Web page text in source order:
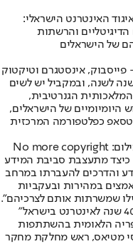
האינטרנט הישראלי:
והרשתות
של הישראלים
אינסטגרם וטיקטוק
לשנה, ובמקביל יש לשים
הגנרטיבית,
היומיומיים של הישראלים,
כפלטפורמה המרכזית
כיצד מתעצבת סביבת המידע
והדרכים להעברתו במרחב
במהירות ובעקביות
שמשרתות אותם לצרכיהם".
דיון מעמיק בתוצאות המחקר ייערך בכנס "40 שנה לאינטרנט בישראל"
האינטרנט הישראלי ב 3.6 בספריה הלאומית בהשתתפות
מטיאס, ראש מחלקת מחקר